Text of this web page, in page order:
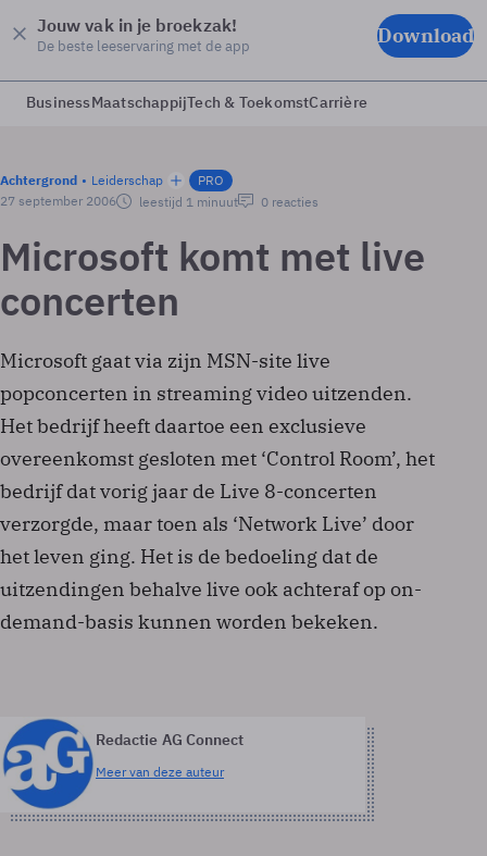
Jouw vak in je broekzak!
De beste leeservaring met de app Download
BusinessMaatschappijTech & ToekomstCarrière
Achtergrond Leiderschap
PRO
27 september 2006
leestijd 1 minuut 0 reacties
Microsoft komt met live
concerten
Microsoft gaat via zijn MSN-site live
popconcerten in streaming video uitzenden.
Het bedrijf heeft daartoe een exclusieve
overeenkomst gesloten met ‘Control Room’, het
bedrijf dat vorig jaar de Live 8-concerten
verzorgde, maar toen als ‘Network Live’ door
het leven ging. Het is de bedoeling dat de
uitzendingen behalve live ook achteraf op on-
demand-basis kunnen worden bekeken.
Redactie AG Connect
Meer van deze auteur